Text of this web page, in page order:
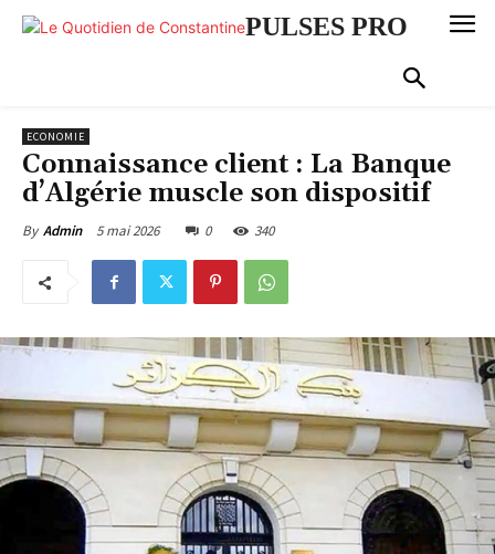
PULSES PRO
ECONOMIE
Connaissance client : La Banque
d’Algérie muscle son dispositif
By Admin 5 mai 2026 0 340